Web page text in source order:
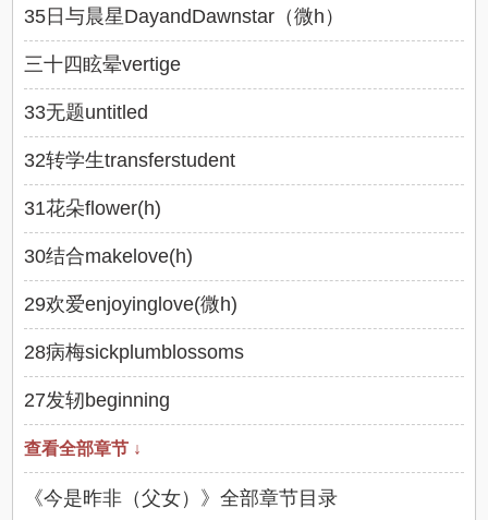
35日与晨星DayandDawnstar（微h）
三十四眩晕vertige
33无题untitled
32转学生transferstudent
31花朵flower(h)
30结合makelove(h)
29欢爱enjoyinglove(微h)
28病梅sickplumblossoms
27发轫beginning
查看全部章节 ↓
《今是昨非（父女）》全部章节目录